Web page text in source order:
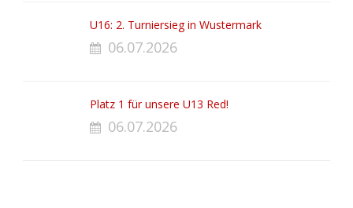
U16: 2. Turniersieg in Wustermark
06.07.2026
Platz 1 für unsere U13 Red!
06.07.2026